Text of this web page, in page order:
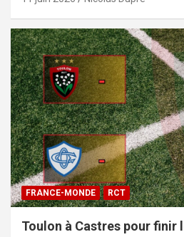
FRANCE-MONDE RCT
Toulon à Castres pour finir